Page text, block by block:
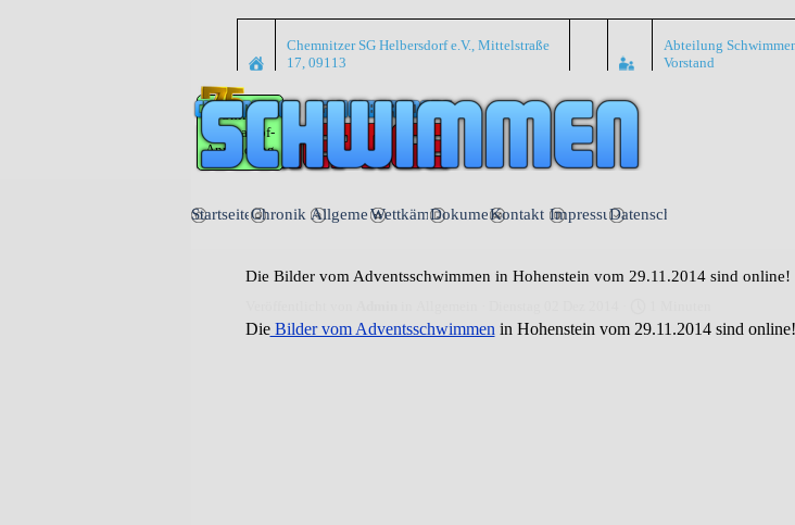
Chemnitzer SG Helbersdorf e.V., Mittelstraße
17, 09113
Abteilung
Vorstand
Online
Wettkampf-
Anmeldung
StartseiteChronik Allgemein▼
Wettkämpfe▼
DokumenteKontakt ImpressumDatenschutz
Die Bilder vom Adventsschwimmen in Hohenstein vom 29.11.2014 sind online!
DieBilder vom Adventsschwimmen in Hohenstein vom 29.11.2014 sind online!